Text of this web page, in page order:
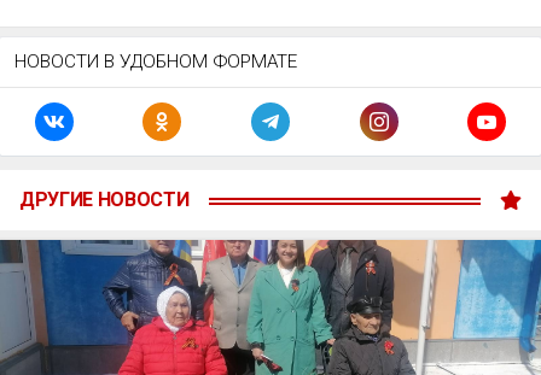
НОВОСТИ В УДОБНОМ ФОРМАТЕ
ДРУГИЕ НОВОСТИ